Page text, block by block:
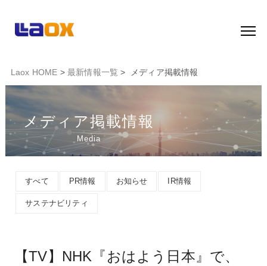
Laox HOME > 最新情報一覧 > メディア掲載情報
メディア掲載情報
Media
すべて PR情報 お知らせ IR情報
サステナビリティ
【TV】NHK『おはよう日本』で、